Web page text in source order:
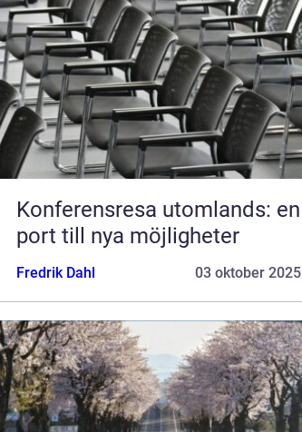
Konferensresa utomlands: en
port till nya möjligheter
Fredrik Dahl 03 oktober 2025